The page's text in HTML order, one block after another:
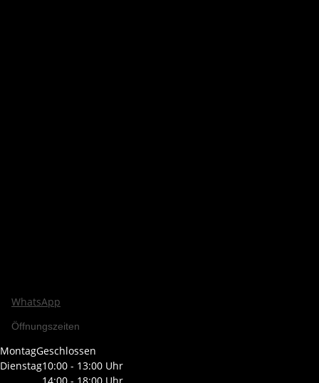
WhatsApp
Öffnungszeiten
MontagGeschlossen
Dienstag10:00 - 13:00 Uhr